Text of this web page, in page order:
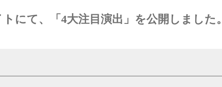
にて、「4大注目演出」を公開しました。